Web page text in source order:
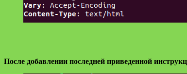
После добавлении последней приведенной